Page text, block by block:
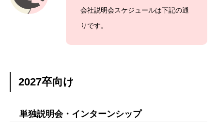
会社説明会スケジュールは下記の通
りです。
2027卒向け
単独説明会・インターンシップ